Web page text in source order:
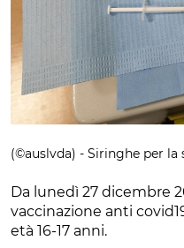
(©auslvda) - Siringhe per
Da lunedì 27 dicembre
vaccinazione anti
età 16-17 anni.